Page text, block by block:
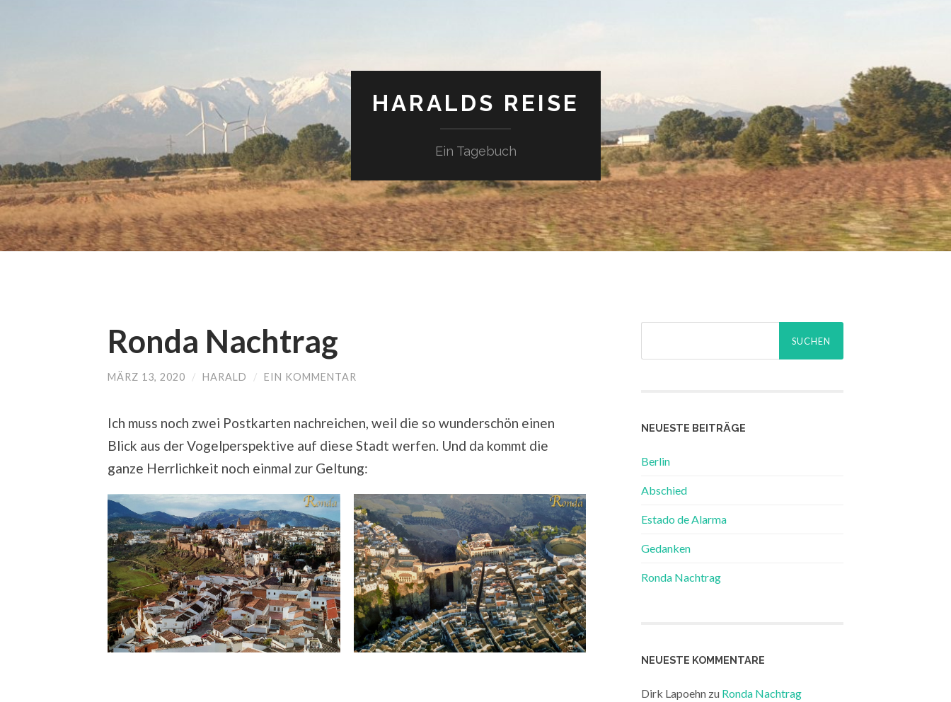
HARALDS REISE
Ein Tagebuch
Ronda Nachtrag
MÄRZ 13, 2020 / HARALD / EIN KOMMENTAR
Ich muss noch zwei Postkarten nachreichen, weil die so wunderschön einen
Blick aus der Vogelperspektive auf diese Stadt werfen. Und da kommt die
ganze Herrlichkeit noch einmal zur Geltung:
Suchen
NEUESTE BEITRÄGE
Berlin
Abschied
Estado de Alarma
Gedanken
Ronda Nachtrag
NEUESTE KOMMENTARE
Dirk Lapoehn zu Ronda Nachtrag